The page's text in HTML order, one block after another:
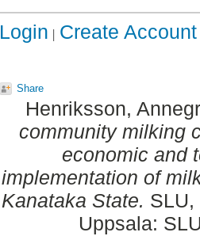
Login Create Account
Share
Henriksson,
community milking
economic and
implementation of
Kanataka State.
Uppsala: